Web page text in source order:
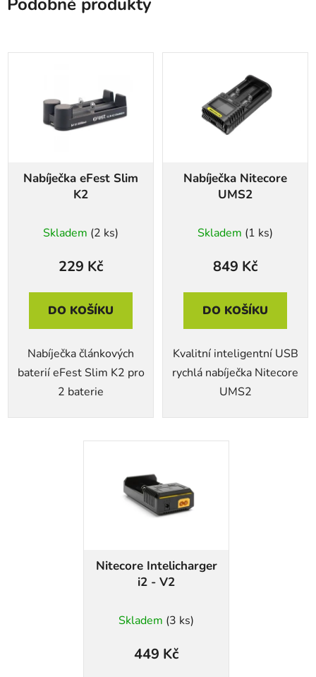
Podobné produkty
Nabíječka eFest Slim
K2
Skladem (2 ks)
229 Kč
DO KOŠÍKU
Nabíječka článkových
baterií eFest Slim K2 pro
2 baterie
Nabíječka Nitecore
UMS2
Skladem (1 ks)
849 Kč
DO KOŠÍKU
Kvalitní inteligentní USB
rychlá nabíječka Nitecore
UMS2
Nitecore Intelicharger
i2 - V2
Skladem (3 ks)
449 Kč